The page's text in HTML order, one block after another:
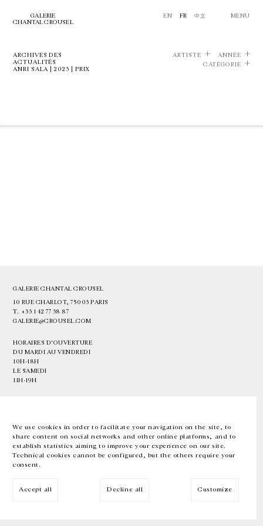
We use cookies in order to facilitate your navigation on the site, to
share content on social networks and other online platforms, and to
establish statistics aiming to improve your experience on our site.
Technical cookies cannot be configured, but the others require your
consent.
Accept all Decline all Customize
GALERIE
CHANTAL CROUSEL
EN FR 中文 MENU
ARCHIVES DES
ACTUALITÉS
ANRI SALA | 2023 | PRIX
ARTISTE
ANNÉE
CATÉGORIE
GALERIE CHANTAL CROUSEL
10 RUE CHARLOT, 75003 PARIS
T. +33 1 42 77 38 87
GALERIE@CROUSEL.COM
HORAIRES D'OUVERTURE
DU MARDI AU VENDREDI
10H-18H
LE SAMEDI
11H-19H
EN FR 中文 Facebook Instagram
Inscrivez-vous à notre newsletter